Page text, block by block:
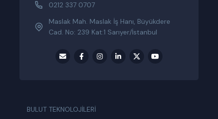
0212 337 0707
Maslak Mah. Maslak İş Hanı, Büyükdere
Cad. No: 239 Kat:1 Sarıyer/İstanbul
BULUT TEKNOLOJİLERİ